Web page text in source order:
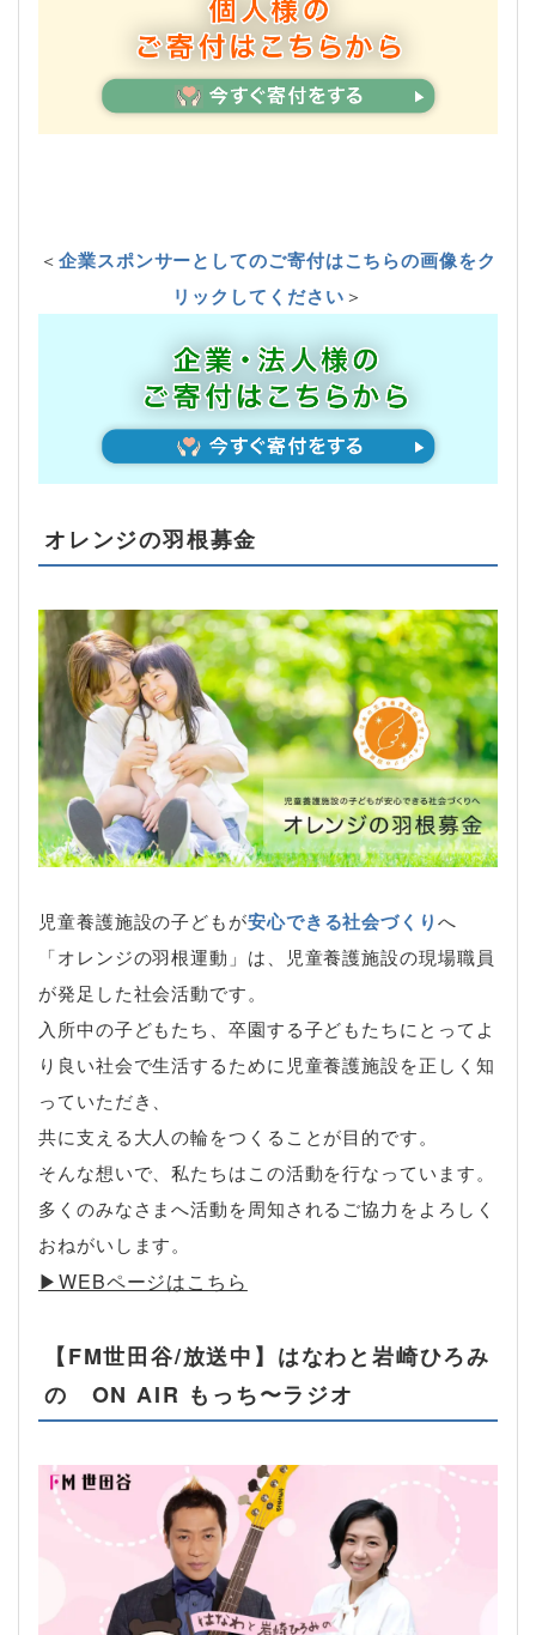
＜企業スポンサーとしてのご寄付はこちらの画像をク
リックしてください＞
オレンジの羽根募金
児童養護施設の子どもが安心できる社会づくりへ
「オレンジの羽根運動」は、児童養護施設の現場職員
が発足した社会活動です。
入所中の子どもたち、卒園する子どもたちにとってよ
り良い社会で生活するために児童養護施設を正しく知
っていただき、
共に支える大人の輪をつくることが目的です。
そんな想いで、私たちはこの活動を行なっています。
多くのみなさまへ活動を周知されるご協力をよろしく
おねがいします。
▶︎WEBページはこちら
【FM世田谷/放送中】はなわと岩崎ひろみ
の ON AIR もっち〜ラジオ